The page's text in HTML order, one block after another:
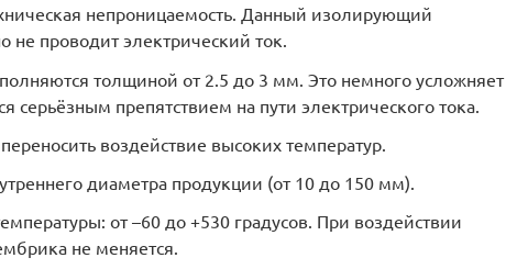
непроницаемость. Данный изолирующий
не проводит электрический ток.
толщиной от 2.5 до 3 мм. Это немного усложняет
серьёзным препятствием на пути электрического тока.
воздействие высоких температур.
диаметра продукции (от 10 до 150 мм).
от –60 до +530 градусов. При воздействии
не меняется.